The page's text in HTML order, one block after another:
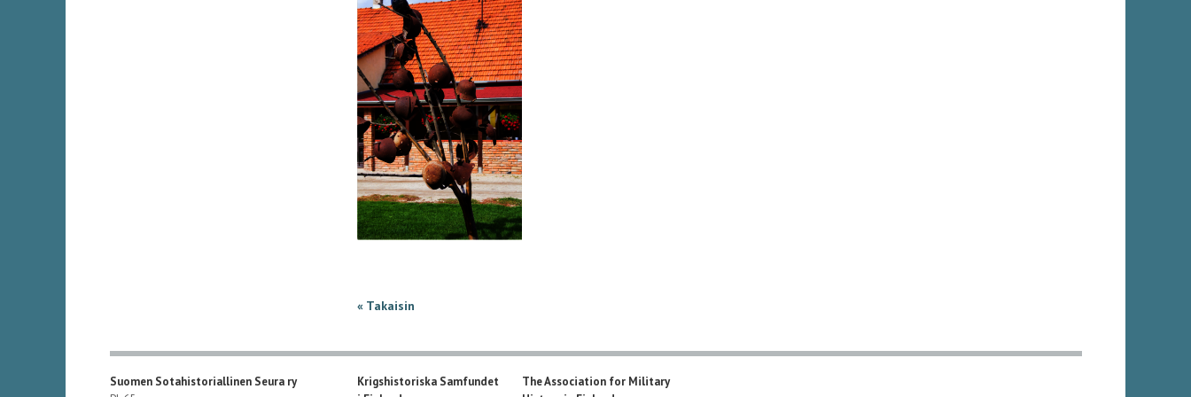
« Takaisin
Suomen Sotahistoriallinen Seura ry
Krigshistoriska Samfundet
The Association for Military